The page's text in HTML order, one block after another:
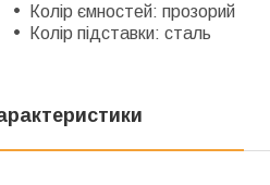
Колір ємностей: прозорий
Колір підставки: сталь